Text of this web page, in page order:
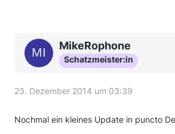
MikeRophone
Schatzmeister:in
23. Dezember 2014 um 03:39
Nochmal ein kleines Update in puncto